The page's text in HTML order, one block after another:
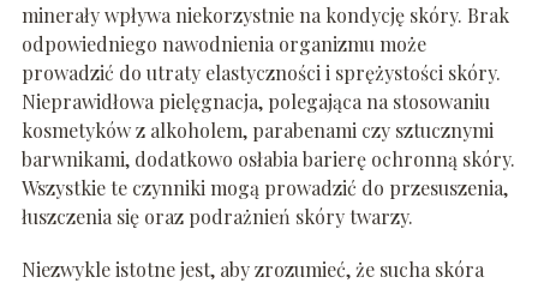
minerały wpływa niekorzystnie na kondycję skóry. Brak
odpowiedniego nawodnienia organizmu może
prowadzić do utraty elastyczności i sprężystości skóry.
Nieprawidłowa pielęgnacja, polegająca na stosowaniu
kosmetyków z alkoholem, parabenami czy sztucznymi
barwnikami, dodatkowo osłabia barierę ochronną skóry.
Wszystkie te czynniki mogą prowadzić do przesuszenia,
łuszczenia się oraz podrażnień skóry twarzy.
Niezwykle istotne jest, aby zrozumieć, że sucha skóra